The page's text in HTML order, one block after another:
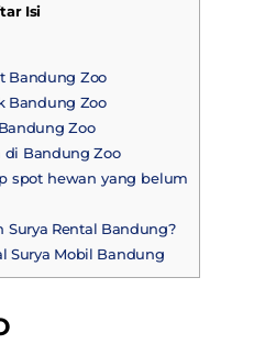
Isi
Bandung Zoo
Bandung Zoo
Zoo
di Bandung Zoo
spot hewan yang belum
Rental Bandung?
Surya Mobil Bandung